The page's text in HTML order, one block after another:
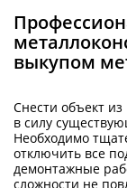
выкупом
Снести объект
в силу
Необходимо
отключить все
демонтажные
сложности не